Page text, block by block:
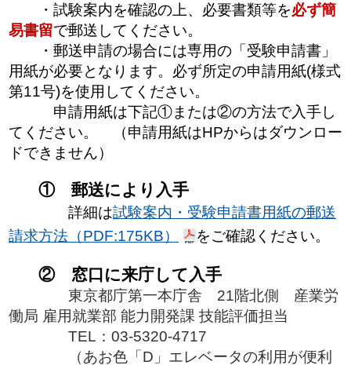
・試験案内を確認の上、必要書類等を必ず簡
易書留で郵送してください。
・郵送申請の場合には専用の「受験申請書」
用紙が必要となります。必ず所定の申請用紙(様式
第11号)を使用してください。
申請用紙は下記①または②の方法で入手し
てください。
（申請用紙はHPからはダウンロー
ドできません）
① 郵送により入手
詳細は試験案内・受験申請書用紙の郵送
請求方法（PDF:175KB）
をご確認ください。
② 窓口に来庁して入手
東京都庁第一本庁舎 21階北側 産業労
働局 雇用就業部 能力開発課 技能評価担当
TEL：03-5320-4717
（あお色「D」エレベータの利用が便利